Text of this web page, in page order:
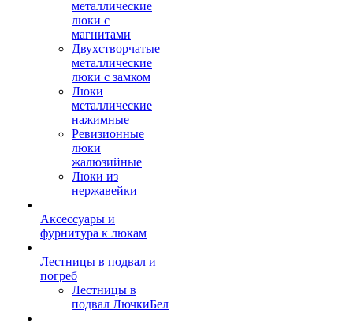
металлические
люки с
магнитами
Двухстворчатые
металлические
люки с замком
Люки
металлические
нажимные
Ревизионные
люки
жалюзийные
Люки из
нержавейки
Аксессуары и
фурнитура к люкам
Лестницы в подвал и
погреб
Лестницы в
подвал ЛючкиБел